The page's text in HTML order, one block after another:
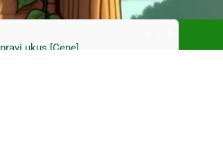
taksi [Mapa]
ukus [Cene]
taksi [Mapa]